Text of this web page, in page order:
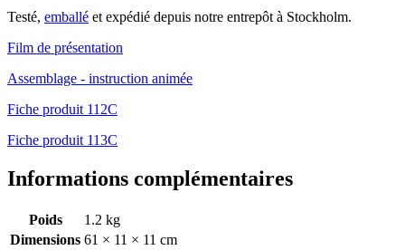
Testé, emballé et expédié depuis notre entrepôt à Stockholm.
Film de présentation
Assemblage - instruction animée
Fiche produit 112C
Fiche produit 113C
Informations complémentaires
Poids
1.2 kg
Dimensions 61 × 11 × 11 cm